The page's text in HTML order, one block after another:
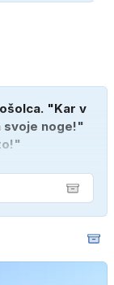
"Kar v
svoje noge!"